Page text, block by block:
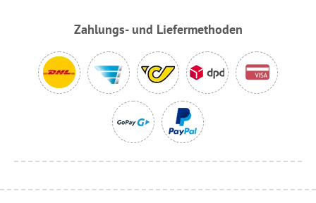
Zahlungs- und Liefermethoden